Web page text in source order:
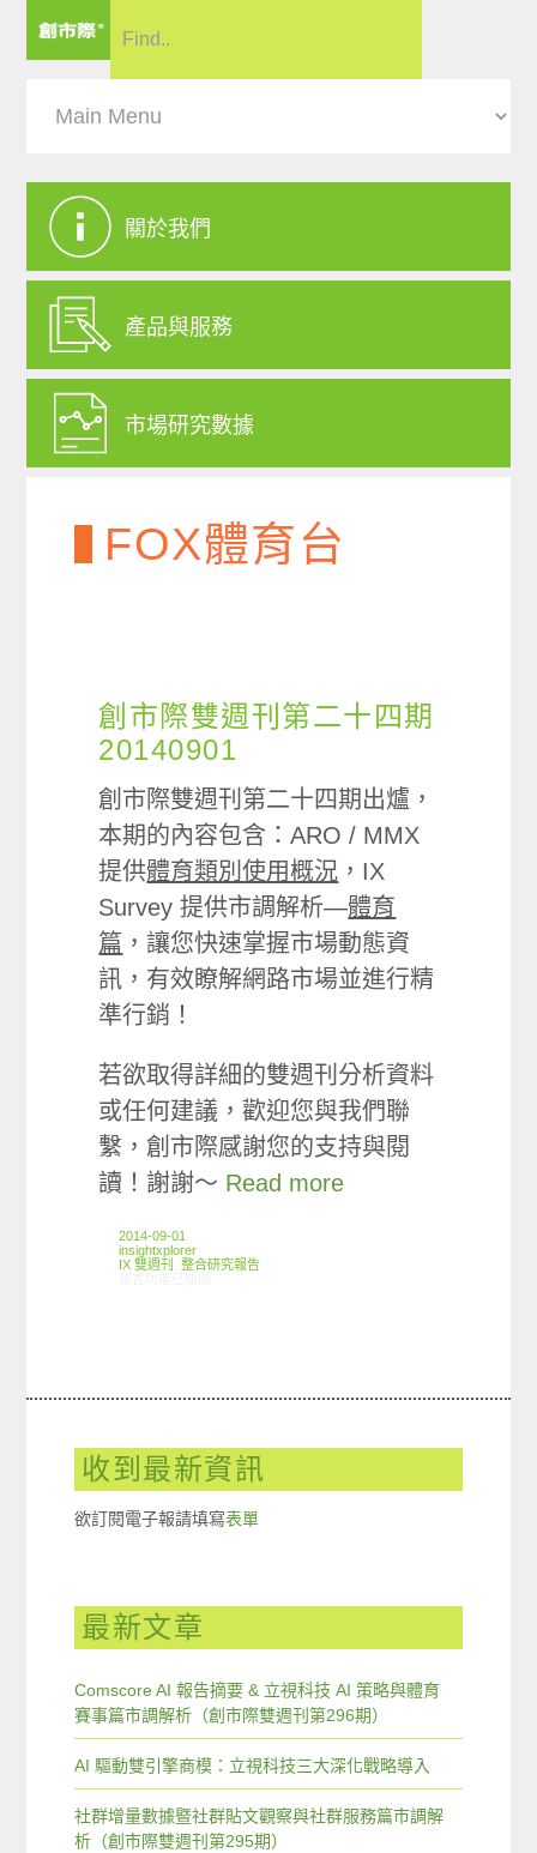
關於我們
產品與服務
市場研究數據
FOX體育台
創市際雙週刊第二十四期
20140901
創市際雙週刊第二十四期出爐，
本期的內容包含：ARO / MMX
提供體育類別使用概況 ，IX
Survey 提供市調解析—體育
篇 ，讓您快速掌握市場動態資
訊，有效瞭解網路市場並進行精
準行銷！
若欲取得詳細的雙週刊分析資料
或任何建議，歡迎您與我們聯
繫，創市際感謝您的支持與閱
讀！謝謝～ Read more
2014-09-01
insightxplorer
IX 雙週刊
,整合研究報告
收到最新資訊
欲訂閱電子報請填寫表單
最新文章
Comscore AI 報告摘要 & 立視科技 AI 策略與體育
賽事篇市調解析（創市際雙週刊第296期）
AI 驅動雙引擎商模：立視科技三大深化戰略導入
社群增量數據暨社群貼文觀察與社群服務篇市調解
析（創市際雙週刊第295期）